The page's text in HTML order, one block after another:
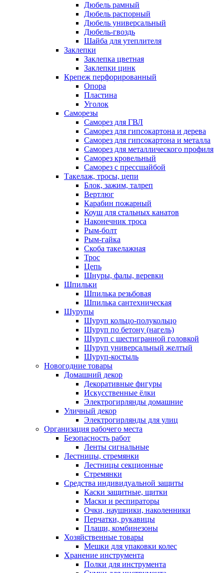
Дюбель рамный
Дюбель распорный
Дюбель универсальный
Дюбель-гвоздь
Шайба для утеплителя
Заклепки
Заклепка цветная
Заклепки цинк
Крепеж перфорированный
Опора
Пластина
Уголок
Саморезы
Саморез для ГВЛ
Саморез для гипсокартона и дерева
Саморез для гипсокартона и металла
Саморез для металлического профиля
Саморез кровельный
Саморез с прессшайбой
Такелаж, тросы, цепи
Блок, зажим, талреп
Вертлюг
Карабин пожарный
Коуш для стальных канатов
Наконечник троса
Рым-болт
Рым-гайка
Скоба такелажная
Трос
Цепь
Шнуры, фалы, веревки
Шпильки
Шпилька резьбовая
Шпилька сантехническая
Шурупы
Шуруп кольцо-полукольцо
Шуруп по бетону (нагель)
Шуруп с шестигранной головкой
Шуруп универсальный желтый
Шуруп-костыль
Новогодние товары
Домашний декор
Декоративные фигуры
Искусственные ёлки
Электрогирлянды домашние
Уличный декор
Электрогирлянды для улиц
Организация рабочего места
Безопасность работ
Ленты сигнальные
Лестницы, стремянки
Лестницы секционные
Стремянки
Средства индивидуальной защиты
Каски защитные, щитки
Маски и респираторы
Очки, наушники, наколенники
Перчатки, рукавицы
Плащи, комбинезоны
Хозяйственные товары
Мешки для упаковки колес
Хранение инструмента
Полки для инструмента